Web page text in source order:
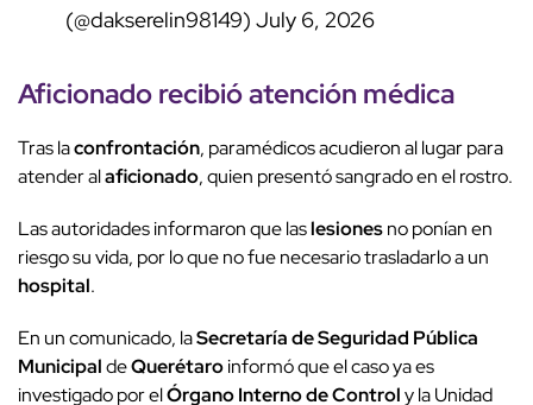
(@dakserelin98149) July 6, 2026
Aficionadorecibióatención médica
Tras laconfrontación, paramédicos acudieron al lugar para
atender alaficionado, quien presentó sangrado en el rostro.
Las autoridades informaron que laslesionesno ponían en
riesgo su vida, por lo que no fue necesario trasladarlo a un
hospital.
En un comunicado, laSecretaría de Seguridad Pública
MunicipaldeQuerétaroinformó que el caso ya es
investigado por elÓrgano Interno de Controly la Unidad